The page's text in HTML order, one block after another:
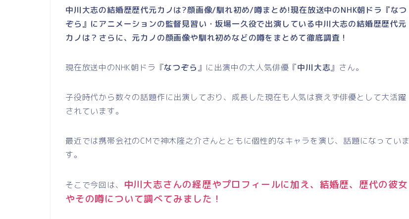
中川大志の結婚歴歴代元カノは?顔画像/馴れ初め/噂まとめ!現在放送中のNHK朝ドラ『なつ
ぞら』にアニメーションの監督見習い・坂場一久役で出演している中川大志の結婚歴歴代元
カノは？さらに、元カノの顔画像や馴れ初めなどの噂をまとめて徹底調査！
現在放送中のNHK朝ドラ『なつぞら』に出演中の大人気俳優『中川大志』さん。
子役時代から数々の話題作に出演しており、成長した現在も人気は衰えず俳優として大活躍
されています。
最近では携帯会社のCMで神木隆之介さんとともに個性的なキャラを演じ、話題になっていま
す。
そこで今回は、
中川大志さんの経歴やプロフィールに加え、結婚歴、歴代の彼女
やその噂について調べてみました！